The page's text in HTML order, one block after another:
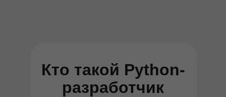
Кто такой Python-
разработчик